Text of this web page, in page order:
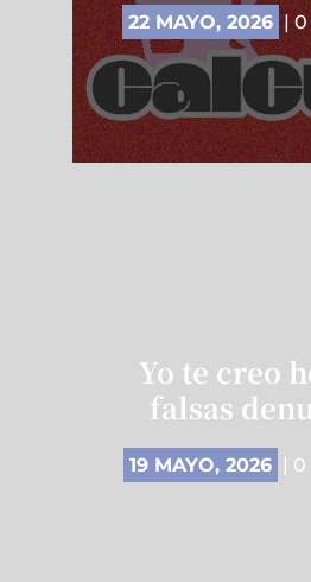
22 MAYO, 2026 | 0
Yo te creo
falsas
19 MAYO, 2026 |